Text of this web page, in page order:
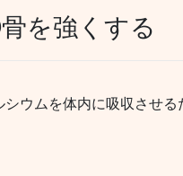
を強くする
シウムを体内に吸収させ